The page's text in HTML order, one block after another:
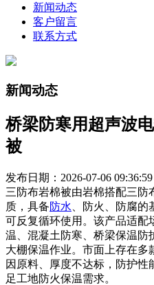
新闻动态
客户留言
联系方式
新闻动态
桥梁防寒用超声波
被
发布日期：2026-07-06 09:36:59
三防布岩棉被由岩棉搭配三
质，具备防水 、防火、防腐
可反复循环使用。该产品适配
温、混凝土防寒、桥梁保温防
大棚保温作业。市面上存在多
因原料、厚度不达标，防护
足工地防火保温需求。